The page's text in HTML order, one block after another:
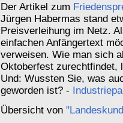
Der Artikel zum
Jürgen Habermas stand
Preisverleihung im Netz.
einfachen Anfängertext
verweisen. Wie man sich
Oktoberfest zurechtfindet,
Und: Wussten Sie, was
geworden ist? -
Übersicht von